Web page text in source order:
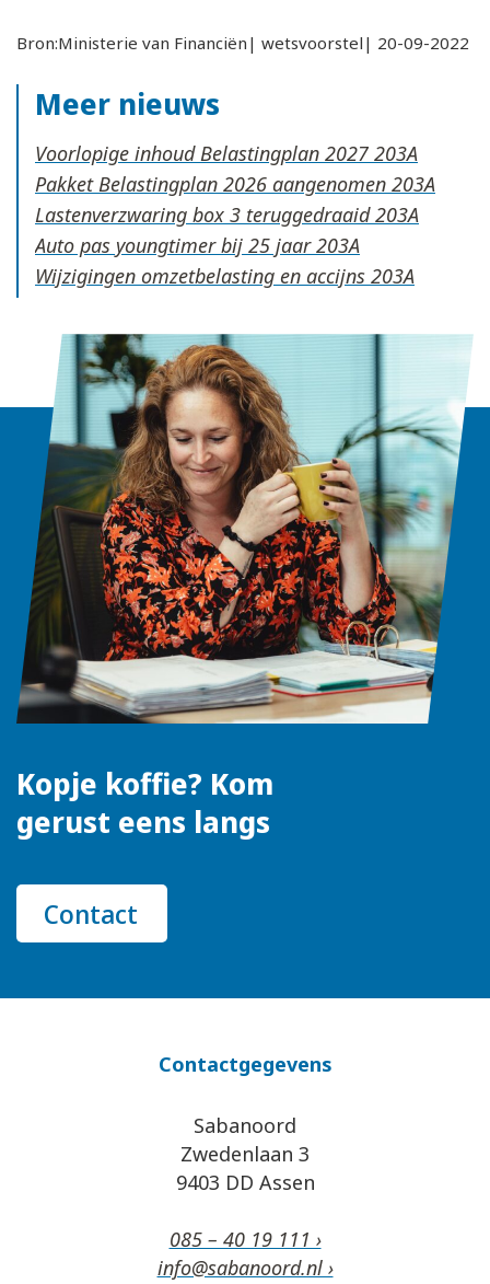
Bron:Ministerie van Financiën| wetsvoorstel| 20-09-2022
Meer nieuws
Voorlopige inhoud Belastingplan 2027
Pakket Belastingplan 2026 aangenomen
Lastenverzwaring box 3 teruggedraaid
Auto pas youngtimer bij 25 jaar
Wijzigingen omzetbelasting en accijns
Kopje koffie? Kom
gerust eens langs
Contact
Contactgegevens
Sabanoord
Zwedenlaan 3
9403 DD Assen
085 – 40 19 111 ›
info@sabanoord.nl ›